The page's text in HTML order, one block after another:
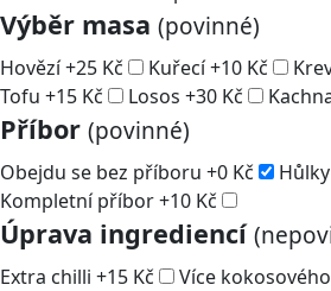
Výběr masa (povinné)
Hovězí+25 Kč Kuřecí+10 Kč
Tofu +15 Kč Losos +30 Kč
Příbor (povinné)
Obejdu se bez příboru +0 Kč Hůlky
Kompletní příbor+10 Kč
Úprava ingrediencí
Extra chilli +15 Kč Více